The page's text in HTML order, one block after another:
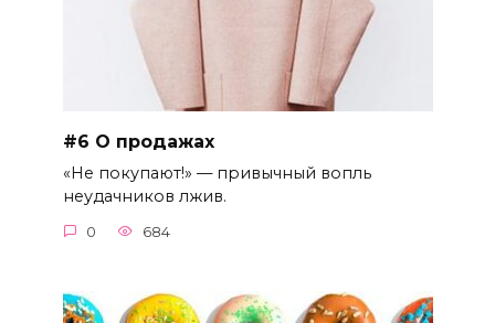
#6 О продажах
«Не покупают!» — привычный вопль
неудачников лжив.
0 684